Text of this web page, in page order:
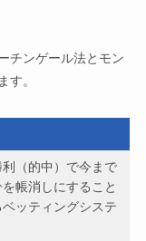
チンゲール法とモン
す。
（的中）で今まで
帳消しにすること
ッティングシステ